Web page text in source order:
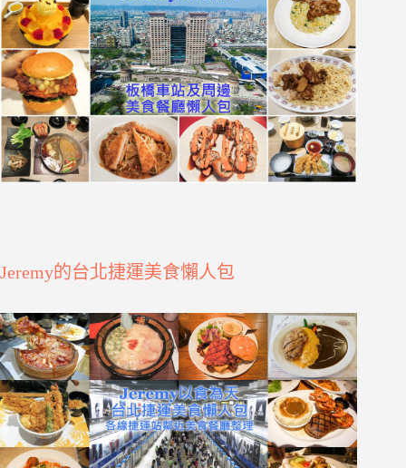
Jeremy的台北捷運美食懶人包